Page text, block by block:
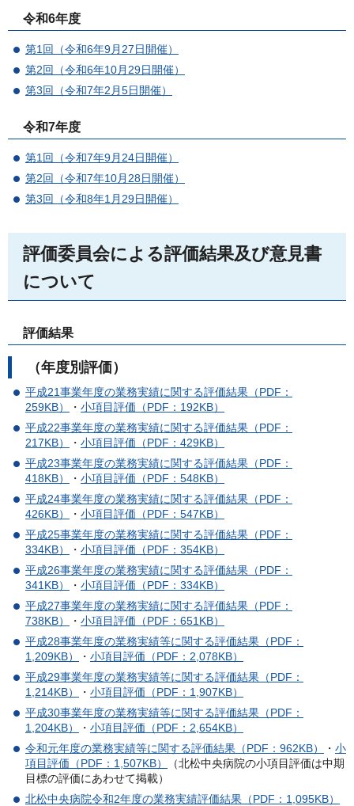
令和6年度
第1回（令和6年9月27日開催）
第2回（令和6年10月29日開催）
第3回（令和7年2月5日開催）
令和7年度
第1回（令和7年9月24日開催）
第2回（令和7年10月28日開催）
第3回（令和8年1月29日開催）
評価委員会による評価結果及び意見書
について
評価結果
（年度別評価）
平成21事業年度の業務実績に関する評価結果（PDF：
259KB）
・ 小項目評価（PDF：192KB）
平成22事業年度の業務実績に関する評価結果（PDF：
217KB）
・ 小項目評価（PDF：429KB）
平成23事業年度の業務実績に関する評価結果（PDF：
418KB）
・ 小項目評価（PDF：548KB）
平成24事業年度の業務実績に関する評価結果（PDF：
426KB）
・ 小項目評価（PDF：547KB）
平成25事業年度の業務実績に関する評価結果（PDF：
334KB）
・ 小項目評価（PDF：354KB）
平成26事業年度の業務実績に関する評価結果（PDF：
341KB）
・ 小項目評価（PDF：334KB）
平成27事業年度の業務実績に関する評価結果（PDF：
738KB）
・ 小項目評価（PDF：651KB）
平成28事業年度の業務実績等に関する評価結果（PDF：
1,209KB）
・ 小項目評価（PDF：2,078KB）
平成29事業年度の業務実績等に関する評価結果（PDF：
1,214KB）
・ 小項目評価（PDF：1,907KB）
平成30事業年度の業務実績等に関する評価結果（PDF：
1,204KB）
・ 小項目評価（PDF：2,654KB）
令和元年度の業務実績等に関する評価結果（PDF：962KB）
・ 小
項目評価（PDF：1,507KB）
（北松中央病院の小項目評価は中期
目標の評価にあわせて掲載）
北松中央病院令和2年度の業務実績評価結果（PDF：1,095KB）